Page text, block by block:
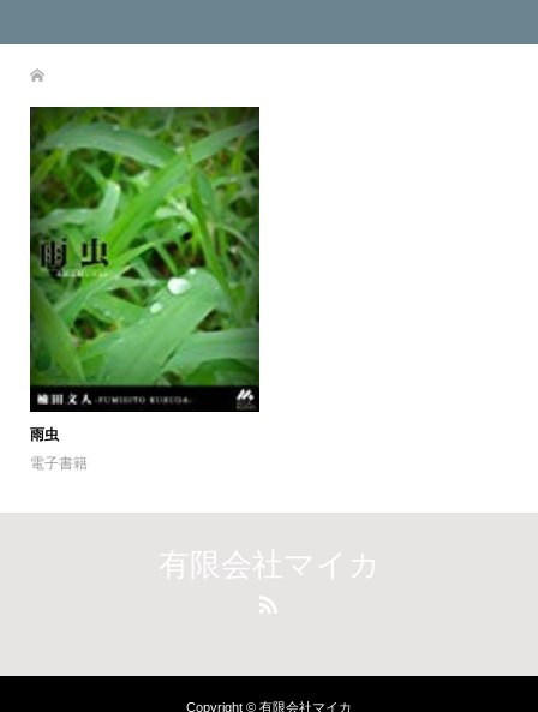
雨虫
電子書籍
有限会社マイカ
Copyright © 有限会社マイカ